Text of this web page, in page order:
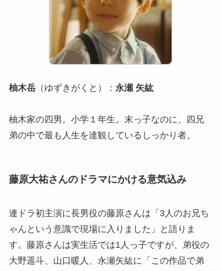
柚木岳（ゆずきがくと）： 永瀬 矢紘
柚木家の四男。小学１年生。末っ子なのに、四兄
弟の中で最も人生を達観しているしっかり者。
藤原大祐さんのドラマにかける意気込み
連ドラ初主演に長男役の藤原さんは「3人のお兄ち
ゃんという意識で現場に入りました」と語りま
す。藤原さんは実生活では1人っ子ですが、弟役の
大野遥斗、山口暖人、永瀬矢紘に「この作品で弟